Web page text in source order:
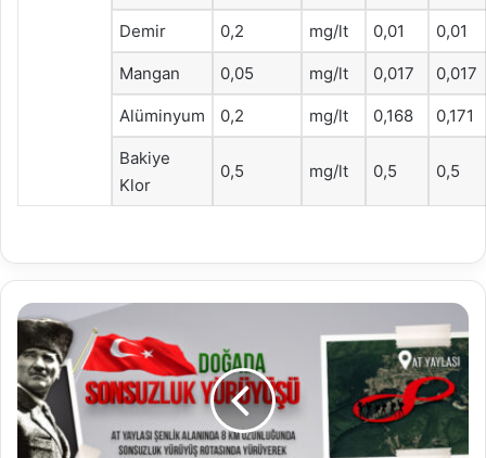
Demir 0,2 mg/lt 0,01 0,01
Mangan 0,05 mg/lt 0,017 0,017
Alüminyum 0,2 mg/lt 0,168 0,171
Bakiye
Klor
0,5 mg/lt 0,5 0,5
ATAMIZ
İÇİN
YAPILACAK
SONSUZLUK
YÜRÜYÜŞÜNE
DAVET